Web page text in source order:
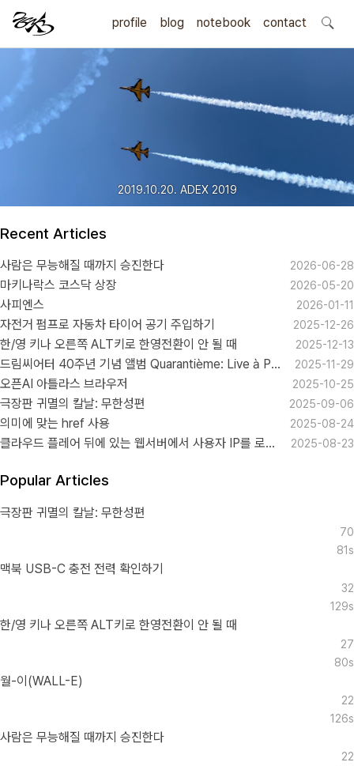
profile blog notebook contact
search
2019.10.20. ADEX 2019
Recent Articles
사람은 무능해질 때까지 승진한다 2026-06-28
마키나락스 코스닥 상장 2026-05-20
사피엔스 2026-01-11
자전거 펌프로 자동차 타이어 공기 주입하기 2025-12-26
한/영 키나 오른쪽 ALT키로 한영전환이 안 될 때 2025-12-13
드림씨어터 40주년 기념 앨범 Quarantième: Live à Paris 2025-11-29
오픈AI 아틀라스 브라우저 2025-10-25
극장판 귀멸의 칼날: 무한성편 2025-09-06
의미에 맞는 href 사용 2025-08-24
클라우드 플레어 뒤에 있는 웹서버에서 사용자 IP를 로그로 남기기 2025-08-23
Popular Articles
극장판 귀멸의 칼날: 무한성편
70
81s
맥북 USB-C 충전 전력 확인하기
32
129s
한/영 키나 오른쪽 ALT키로 한영전환이 안 될 때
27
80s
월-이(WALL-E)
22
126s
사람은 무능해질 때까지 승진한다
22